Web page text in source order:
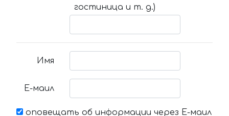
гостиница и т. д.)
Имя
Е-маил
оповещать об информации через Е-маил